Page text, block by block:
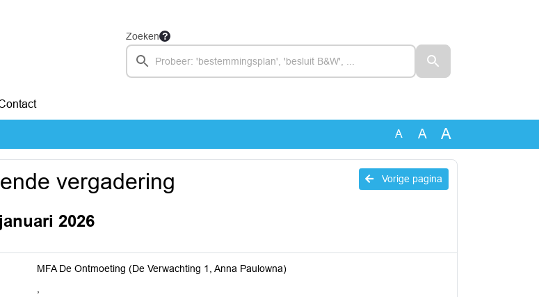
Zoeken
A A A
Vorige pagina
vergadering
2026
MFA De Ontmoeting (De Verwachting 1, Anna Paulowna)